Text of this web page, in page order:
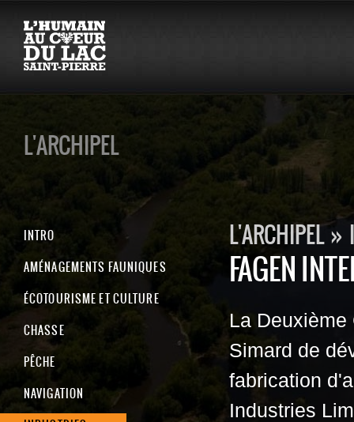
L'ARCHIPEL
INTRO
AMÉNAGEMENTS FAUNIQUES
ÉCOTOURISME ET CULTURE
CHASSE
PÊCHE
NAVIGATION
L'ARCHIPEL »
FAGEN
La Deuxième
Simard de
fabrication
Industries